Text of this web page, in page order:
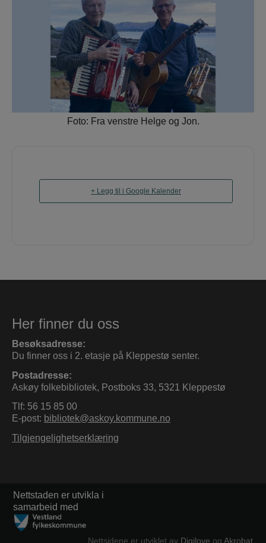
Foto: Fra venstre Helge og Jon.
+ Legg til i Google Kalender
Her finner du oss
Besøksadresse:
Du finner oss i 2. etasje på Kleppestø senter.
Postadresse:
Askøy folkebibliotek, Postboks 33, 5321 Kleppestø
Tlf: 56 15 85 00
E-post: bibliotek@askoy.kommune.no
Tilgjengelighetserklæring
Nettstaden er utvikla i
samarbeid med
Nettsidene er utviklet av Digilove og Akrobat